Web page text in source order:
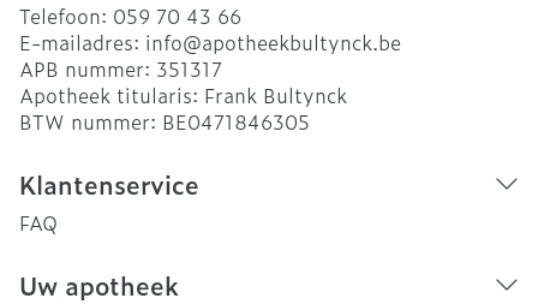
Telefoon: 059 70 43 66
E-mailadres: info@apotheekbultynck.be
APB nummer: 351317
Apotheek titularis: Frank Bultynck
BTW nummer: BE0471846305
Klantenservice
FAQ
Uw apotheek